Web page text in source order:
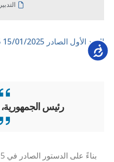
العدد الأول الصادر 15/01/2025
رئيس
بناءً على الدستور الصادر في 15 سبتمبر 1992؛